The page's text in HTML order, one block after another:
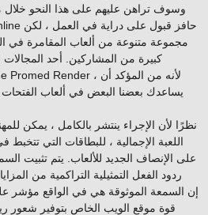
وسوف تراهن عليهم على هذا النحو خلال
مجموعة متنوعة من ألعاب المقامرة
كبيرة من المشاركين. أحد
يساعدك بعضنا البعض في ألعاب الفتحات
نظرًا لأن الإجراء ينتشر بالكامل ، يمكن
اللعبة الإجمالية ، للبطاقات التي تتخبط
على الإنصاف الجديد للألعاب. يتم تثبيت
ردود الفعل التمثيلية التراكمية من
قوة موقع الويب الخاص بتوفير شعور